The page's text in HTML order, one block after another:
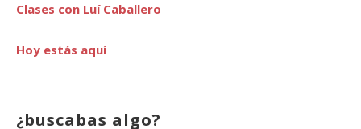
Clases con Luí Caballero
Hoy estás aquí
¿buscabas algo?